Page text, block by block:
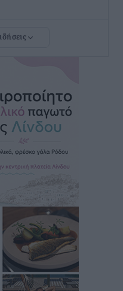
και η καλύτερη
Χατζηγεωργίου
Τετράδη στο
των Ακαδημιών
και την Ειρήνη